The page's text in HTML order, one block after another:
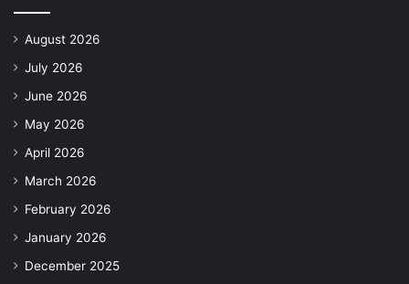
August 2026
July 2026
June 2026
May 2026
April 2026
March 2026
February 2026
January 2026
December 2025